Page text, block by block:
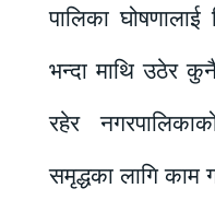
पालिका घोषणालाई
भन्दा माथि उठेर
रहेर
समृद्धका लागि काम